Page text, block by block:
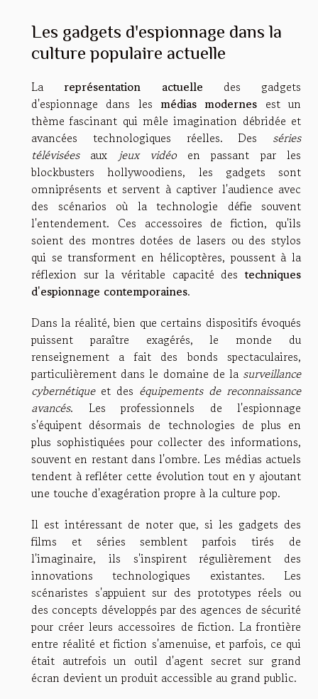
Les gadgets d'espionnage dans la
culture populaire actuelle
La représentation actuelle des gadgets
d'espionnage dans les médias modernes est un
thème fascinant qui mêle imagination débridée et
avancées technologiques réelles. Des séries
téléviséesaux jeux vidéoen passant par les
blockbusters hollywoodiens, les gadgets sont
omniprésents et servent à captiver l'audience avec
des scénarios où la technologie défie souvent
l'entendement. Ces accessoires de fiction, qu'ils
soient des montres dotées de lasers ou des stylos
qui se transforment en hélicoptères, poussent à la
réflexion sur la véritable capacité destechniques
d'espionnage contemporaines.
Dans la réalité, bien que certains dispositifs évoqués
puissent paraître exagérés, le monde du
renseignement a fait des bonds spectaculaires,
particulièrement dans le domaine de la surveillance
cybernétiqueet des équipements de reconnaissance
avancés. Les professionnels de l'espionnage
s'équipent désormais de technologies de plus en
plus sophistiquées pour collecter des informations,
souvent en restant dans l'ombre. Les médias actuels
tendent à refléter cette évolution tout en y ajoutant
une touche d'exagération propre à la culture pop.
Il est intéressant de noter que, si les gadgets des
films et séries semblent parfois tirés de
l'imaginaire, ils s'inspirent régulièrement des
innovations technologiques existantes. Les
scénaristes s'appuient sur des prototypes réels ou
des concepts développés par des agences de sécurité
pour créer leurs accessoires de fiction. La frontière
entre réalité et fiction s'amenuise, et parfois, ce qui
était autrefois un outil d'agent secret sur grand
écran devient un produit accessible au grand public.